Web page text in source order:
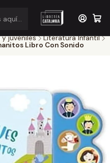
en RM por compras sobre
juveniles
Literatura Infantil
Libro Con Sonido